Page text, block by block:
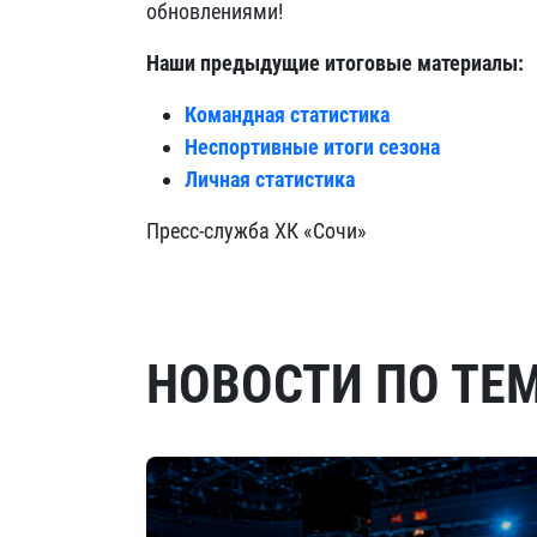
обновлениями!
Наши предыдущие итоговые материалы:
Командная статистика
Неспортивные итоги сезона
Личная статистика
Пресс-служба ХК «Сочи»
НОВОСТИ ПО